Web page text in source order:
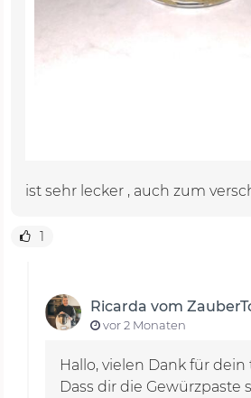
ist sehr lecker , auch zum
1
Ricarda vom
vor 2 Monaten
Hallo, vielen Dank für
Dass dir die Gewürzpaste